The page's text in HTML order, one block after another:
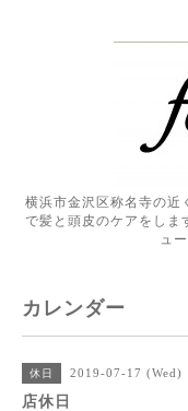
横浜市金沢区称名寺の近
で髪と頭皮のケアをしま
ュ
カレンダー
休日 2019-07-17 (Wed)
店休日